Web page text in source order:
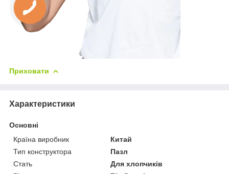
Приховати
Характеристики
Основні
Країна виробник
Китай
Тип конструктора
Пазл
Стать
Для хлопчиків